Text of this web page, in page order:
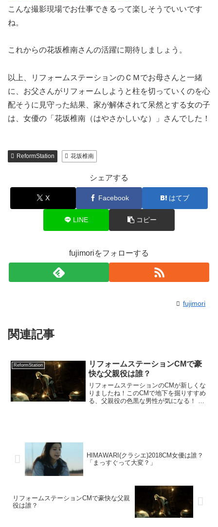
こんな撮影現場でお仕事できるって楽しそうでいいです
ね。
これからの花坂椎南さんの活躍に期待しましょう。
以上、リフォームステーションのＣＭでお母さんと一緒
に、お父さんがリフォームしようと柱を切っていくのを心
配そうに見守った結果、家が解体されて呆然とする女の子
は、女優の「花坂椎南（はやさかしいな）」さんでした！
ReformStation 花坂椎南
シェアする
X Facebook はてブ
LINE コピー
fujimoriをフォローする
fujimori
関連記事
ReformStation
リフォームステーションCMで豪
快な父親役は誰？
リフォームステーションのCMが新しくな
りましたね！このCMで地下を掘りすすめ
る、父親役の色黒な男性が気になる！ こ
HIMAWARI(クラシエ)2018CM女優は誰？
「まっすぐって大変？」
リフォームステーションCMで豪快な父親
役は誰？